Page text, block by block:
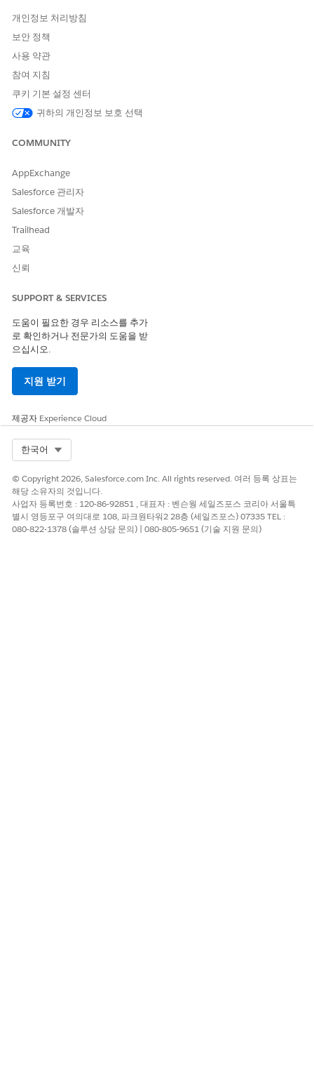
중대 사건 수집
데이터는 다음 두 가지 주요 중대 사건에서 자동으로 수집됩니다.
서명이 수집되거나 문서 ID가 입력되는 경우
방문 보고서가 제출된 경우
수집된 데이터 요소
계정 & 위치
라이센스 정보
번호, 만료 일자 및 상태
제품 & 샘플: 자세한 제품, 샘플, 마케팅 항목에 대한 제품 이름,
브랜드, 표시, 배치 번호, 만료 일자
개선을 위한 의견을 보내주세요.
예
개인정보 처리방침
보안 정책
사용 약관
참여 지침
쿠키 기본 설정 센터
귀하의 개인정보 보호 선택
COMMUNITY
AppExchange
Salesforce 관리자
Salesforce 개발자
Trailhead
교육
신뢰
SUPPORT & SERVICES
도움이 필요한 경우 리소스를 추가
로 확인하거나 전문가의 도움을 받
으십시오.
지원 받기
제공자 Experience Cloud
한국어
© Copyright 2026, Salesforce.com Inc. All rights reserved. 여러 등록 상표는
해당 소유자의 것입니다.
사업자 등록번호 : 120-86-92851 , 대표자 : 벤슨웡 세일즈포스 코리아 서울특
별시 영등포구 여의대로 108, 파크원타워2 28층 (세일즈포스) 07335 TEL :
080-822-1378 (솔루션 상담 문의) | 080-805-9651 (기술 지원 문의)